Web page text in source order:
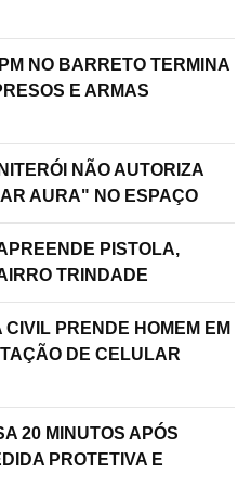
NO BARRETO TERMINA
E ARMAS
NÃO AUTORIZA
AURA" NO ESPAÇO
PISTOLA,
TRINDADE
PRENDE HOMEM EM
DE CELULAR
20 MINUTOS APÓS
PROTETIVA E